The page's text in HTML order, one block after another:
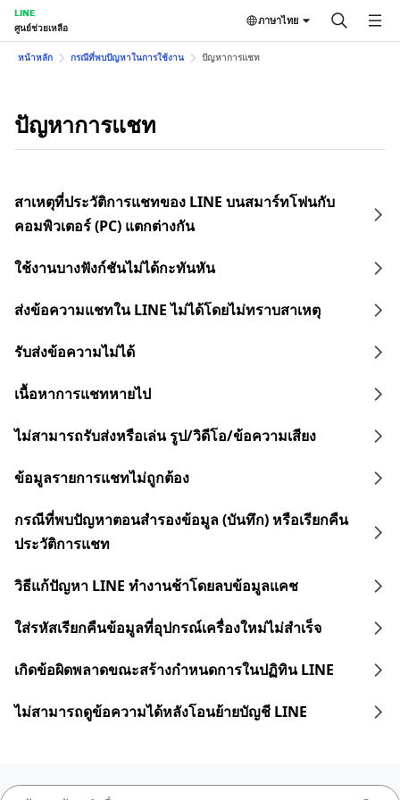
LINE
ศูนย์ช่วยเหลือ
ภาษาไทย
หน้าหลัก กรณีที่พบปัญหาในการใช้งาน ปัญหาการแชท
ปัญหาการแชท
สาเหตุที่ประวัติการแชทของ LINE บนสมาร์ทโฟนกับ
คอมพิวเตอร์ (PC) แตกต่างกัน
ใช้งานบางฟังก์ชันไม่ได้กะทันหัน
ส่งข้อความแชทใน LINE ไม่ได้โดยไม่ทราบสาเหตุ
รับส่งข้อความไม่ได้
เนื้อหาการแชทหายไป
ไม่สามารถรับส่งหรือเล่น รูป/วิดีโอ/ข้อความเสียง
ข้อมูลรายการแชทไม่ถูกต้อง
กรณีที่พบปัญหาตอนสำรองข้อมูล (บันทึก) หรือเรียกคืน
ประวัติการแชท
วิธีแก้ปัญหา LINE ทำงานช้าโดยลบข้อมูลแคช
ใส่รหัสเรียกคืนข้อมูลที่อุปกรณ์เครื่องใหม่ไม่สำเร็จ
เกิดข้อผิดพลาดขณะสร้างกำหนดการในปฏิทิน LINE
ไม่สามารถดูข้อความได้หลังโอนย้ายบัญชี LINE